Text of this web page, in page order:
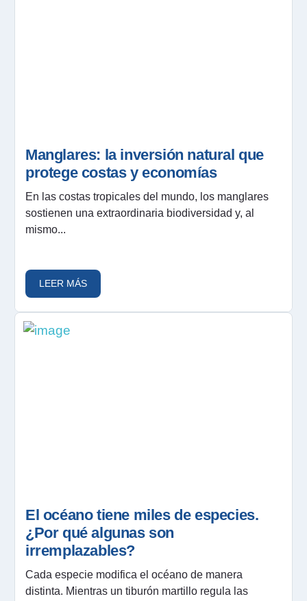
Manglares: la inversión natural que
protege costas y economías
En las costas tropicales del mundo, los manglares
sostienen una extraordinaria biodiversidad y, al
mismo...
LEER MÁS
El océano tiene miles de especies.
¿Por qué algunas son
irremplazables?
Cada especie modifica el océano de manera
distinta. Mientras un tiburón martillo regula las